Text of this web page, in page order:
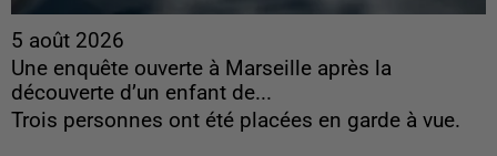
5 août 2026
Une enquête ouverte à Marseille après la
découverte d’un enfant de...
Trois personnes ont été placées en garde à vue.